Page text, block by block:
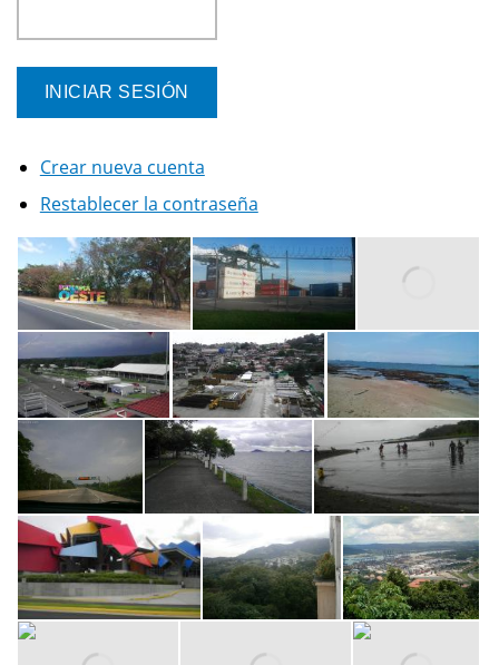
Crear nueva cuenta
Restablecer la contraseña